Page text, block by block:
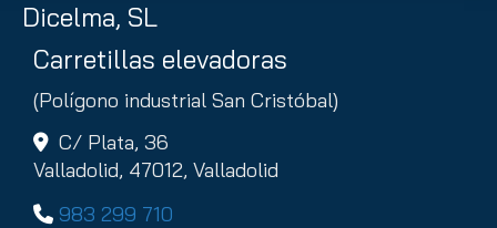
Dicelma, SL
Carretillas elevadoras
(Polígono industrial San Cristóbal)
C/ Plata, 36
Valladolid, 47012, Valladolid
983 299 710